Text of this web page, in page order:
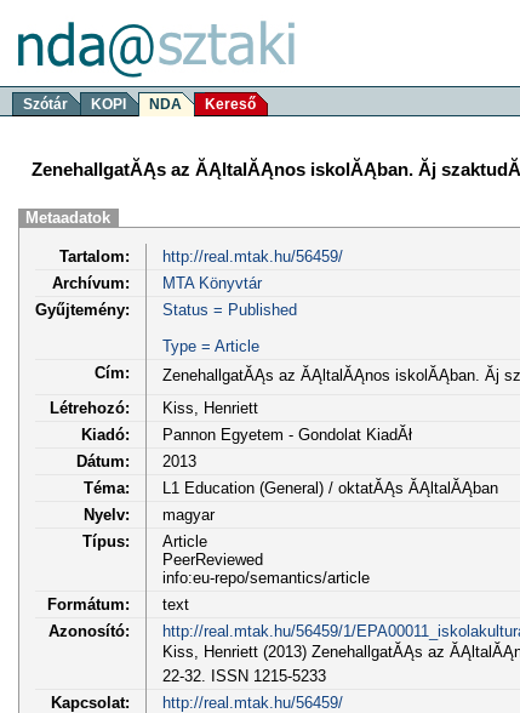
Szótár KOPI NDA Kereső
ZenehallgatĂĄs az ĂĄltalĂĄnos iskolĂĄban. Ăj
Metaadatok
Tartalom:
http://real.mtak.hu/56459/
Archívum:
MTA Könyvtár
Gyűjtemény:
Status = Published
Type = Article
Cím:
ZenehallgatĂĄs az ĂĄltalĂĄnos iskolĂĄban. Ăj
Létrehozó:
Kiss, Henriett
Kiadó:
Pannon Egyetem - Gondolat KiadĂł
Dátum:
2013
Téma:
L1 Education (General) / oktatĂĄs ĂĄltalĂĄban
Nyelv:
magyar
Típus:
Article
PeerReviewed
info:eu-repo/semantics/article
Formátum:
text
Azonosító:
http://real.mtak.hu/56459/1/
Kiss, Henriett (2013) ZenehallgatĂĄs az
22-32. ISSN 1215-5233
Kapcsolat:
http://real.mtak.hu/56459/